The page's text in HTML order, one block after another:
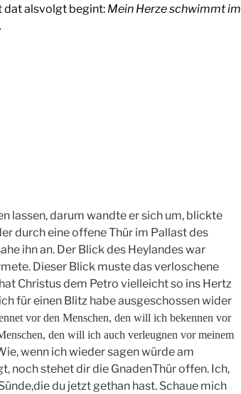
dat alsvolgt begint: Mein Herze schwimmt im
lassen, darum wandte er sich um, blickte
durch eine offene Thür im Pallast des
ihn an. Der Blick des Heylandes war
Dieser Blick muste das verloschene
Christus dem Petro vielleicht so ins Hertz
für einen Blitz habe ausgeschossen wider
vor den Menschen, den will ich bekennen vor
den will ich auch verleugnen vor meinem
wenn ich wieder sagen würde am
noch stehet dir die GnadenThür offen. Ich,
du jetzt gethan hast. Schaue mich